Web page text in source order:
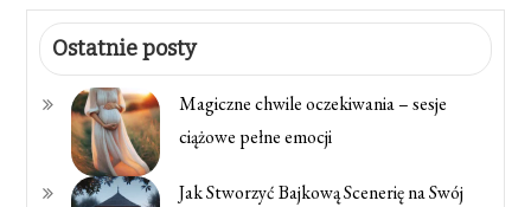
Ostatnie posty
Magiczne chwile oczekiwania – sesje
ciążowe pełne emocji
Jak Stworzyć Bajkową Scenerię na Swój